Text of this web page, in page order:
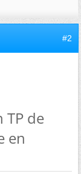
#2
TP de
en